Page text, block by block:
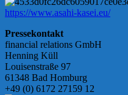
https://www.asahi-kasei.eu/
Pressekontakt
financial relations GmbH
Henning Küll
Louisenstraße 97
61348 Bad Homburg
+49 (0) 6172 27159 12